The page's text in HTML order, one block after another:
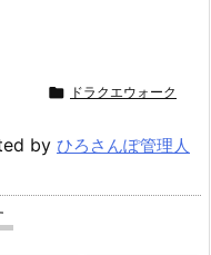
 ドラクエウォーク
by ひろさんぽ管理人